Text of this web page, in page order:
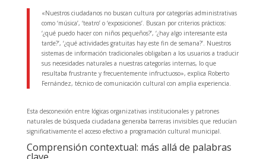
«Nuestros ciudadanos no buscan cultura por categorías administrativas
como ‘música’, ‘teatro’ o ‘exposiciones’. Buscan por criterios prácticos:
‘¿qué puedo hacer con niños pequeños?’, ‘¿hay algo interesante esta
tarde?’, ‘¿qué actividades gratuitas hay este fin de semana?’. Nuestros
sistemas de información tradicionales obligaban a los usuarios a traducir
sus necesidades naturales a nuestras categorías internas, lo que
resultaba frustrante y frecuentemente infructuoso», explica Roberto
Fernández, técnico de comunicación cultural con amplia experiencia.
Esta desconexión entre lógicas organizativas institucionales y patrones
naturales de búsqueda ciudadana generaba barreras invisibles que reducían
significativamente el acceso efectivo a programación cultural municipal.
Comprensión contextual: más allá de palabras